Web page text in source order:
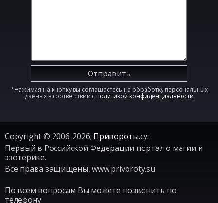
Отправить
*Нажимая на кнопку вы соглашаетесь на обработку персональных
данных в соответствии с политикой конфиденциальности
Copyright © 2006-2026; Привороты.су:
Первый в Российской Федерации портал о магии и
эзотерике.
Все права защищены, www.privoroty.su
По всем вопросам Вы можете позвонить по
телефону